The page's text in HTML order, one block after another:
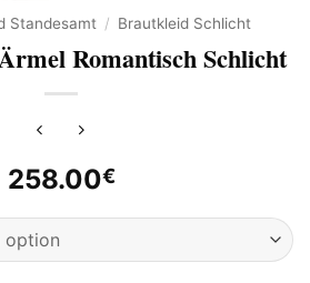
Standesamt / Brautkleid Schlicht
Romantisch Schlicht
258.00€